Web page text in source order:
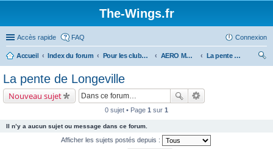
The-Wings.fr
Accès rapide FAQ Connexion
Accueil Index du forum Pour les clubs d'aéromodélisme AERO MODELE CLUB D'ECHEVANNES
La pente de Longeville
La pente de Longeville
Nouveau sujet
0 sujet • Page 1 sur 1
Il n’y a aucun sujet ou message dans ce forum.
Afficher les sujets postés depuis :